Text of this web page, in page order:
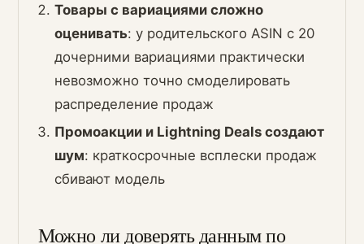
Товары с вариациями сложно
оценивать: у родительского ASIN с 20
дочерними вариациями практически
невозможно точно смоделировать
распределение продаж
Промоакции и Lightning Deals создают
шум: краткосрочные всплески продаж
сбивают модель
Можно ли доверять данным по